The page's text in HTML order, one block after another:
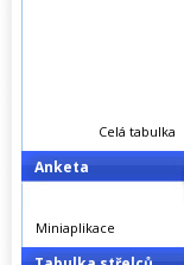
Celá tabulka
Anketa
Miniaplikace